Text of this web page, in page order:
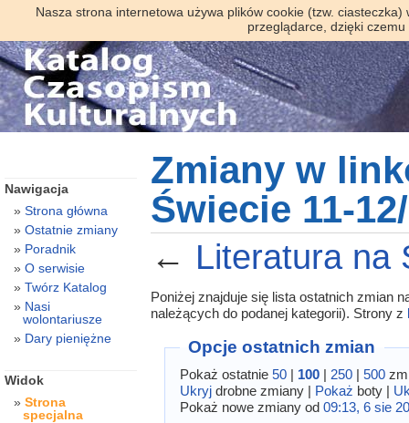
Nasza strona internetowa używa plików cookie (tzw.
przeglądarce, dzięki
Zmiany w
Świecie 11-
← Literatura na
Poniżej znajduje się lista ostatnich zmian
należących do podanej kategorii). Strony z
Opcje ostatnich zmian
Pokaż ostatnie 50| 100| 250| 500
Ukryjdrobne zmiany | Pokaż boty |
Pokaż nowe zmiany od 09:13, 6 sie
Nawigacja
Strona główna
Ostatnie zmiany
Poradnik
O serwisie
Twórz Katalog
Nasi
wolontariusze
Dary pieniężne
Widok
Strona
specjalna